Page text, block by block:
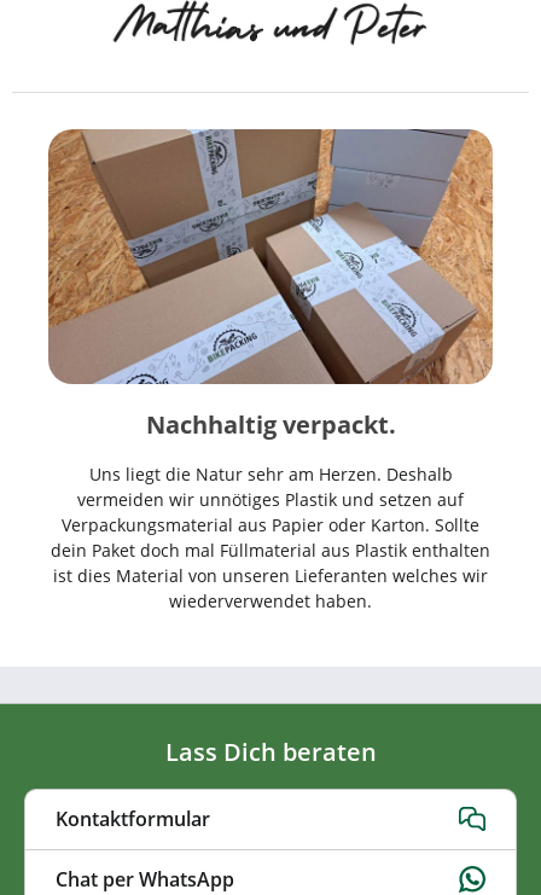
Nachhaltig verpackt.
Uns liegt die Natur sehr am Herzen. Deshalb
vermeiden wir unnötiges Plastik und setzen auf
Verpackungsmaterial aus Papier oder Karton. Sollte
dein Paket doch mal Füllmaterial aus Plastik enthalten
ist dies Material von unseren Lieferanten welches wir
wiederverwendet haben.
Lass Dich beraten
Kontaktformular
Chat per WhatsApp